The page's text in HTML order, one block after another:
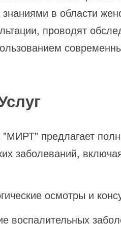
в области
проводят
предлагает
заболеваний,
осмотры и
воспалительных